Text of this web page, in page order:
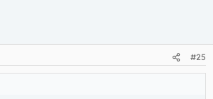
#25